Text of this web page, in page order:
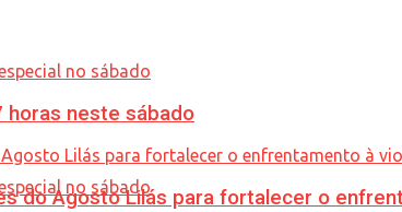
horas neste sábado
do Agosto Lilás para fortalecer o